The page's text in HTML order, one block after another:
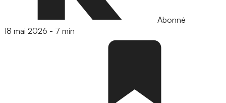
Abonné
18 mai 2026 - 7 min